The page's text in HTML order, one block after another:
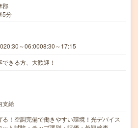
郡
5分
～06:0008:30～17:15
きる方、大歓迎！
支給
る！空調完備で働きやすい環境！光デバイス